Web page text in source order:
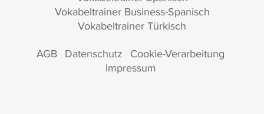
Vokabeltrainer Business-Spanisch
Vokabeltrainer Türkisch
AGB Datenschutz Cookie-Verarbeitung
Impressum